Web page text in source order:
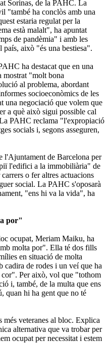
Sorinas, de la PAHC. La
"també ha conclòs amb una
estaria regulat per la
està malalt", ha apuntat
de pandèmia" i amb les
això "és una bestiesa".
ha destacat que en una
mostrat "molt bona
al problema, abordant
socioeconòmics de les
una negociació que volem que
a què això sigui possible cal
PAHC reclama "l'expropiació
socials i, segons asseguren,
l'Ajuntament de Barcelona per
l'edifici a la immobiliària" de
o fer altres actuacions
social. La PAHC s'oposarà
"ens hi va la vida", ha
por"
ocupat, Meriam Maiku, ha
molta por". Ella té dos fills
en situació de molta
cadira de rodes i un veí que ha
cor". Per això, vol que "tothom
i, també, de la multa que ens
quan hi ha gent que no té
més veteranes al bloc. Explica
alternativa que va trobar per
ocupat per necessitat i estem